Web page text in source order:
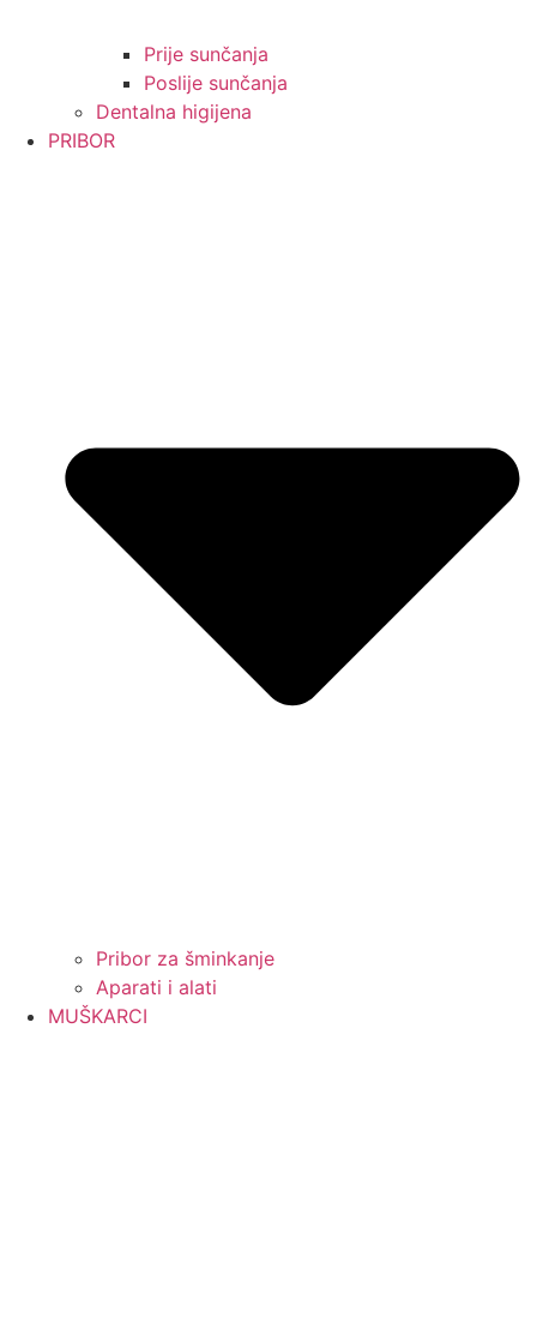
Prije sunčanja
Poslije sunčanja
Dentalna higijena
PRIBOR
Pribor za šminkanje
Aparati i alati
MUŠKARCI